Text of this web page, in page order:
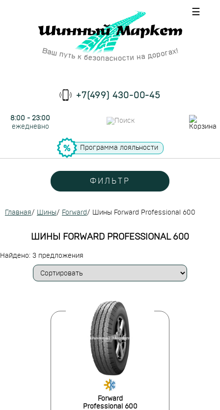
☰
+7(499) 430-00-45
8:00 - 23:00
ежедневно
Программа лояльности
ФИЛЬТР
Главная/ Шины/ Forward/ Шины Forward Professional 600
ШИНЫ FORWARD PROFESSIONAL 600
Найдено: 3 предложения
Forward
Professional 600